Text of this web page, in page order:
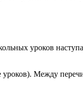
уроков
уроков). Между